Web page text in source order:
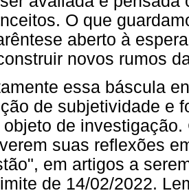
O que
aberto à
novos rumos
essa báscula
de subjetividade e
objeto de
suas reflexões
em artigos a
de 14/02/2022.